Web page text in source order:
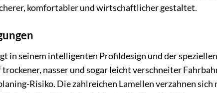
komfortabler und wirtschaftlicher gestaltet.
in seinem intelligenten Profildesign und der
nasser und sogar leicht verschneiter
Risiko. Die zahlreichen Lamellen verzahnen